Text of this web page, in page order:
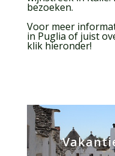
bezoeken.
Voor meer
in Puglia of juist
klik hieronder!